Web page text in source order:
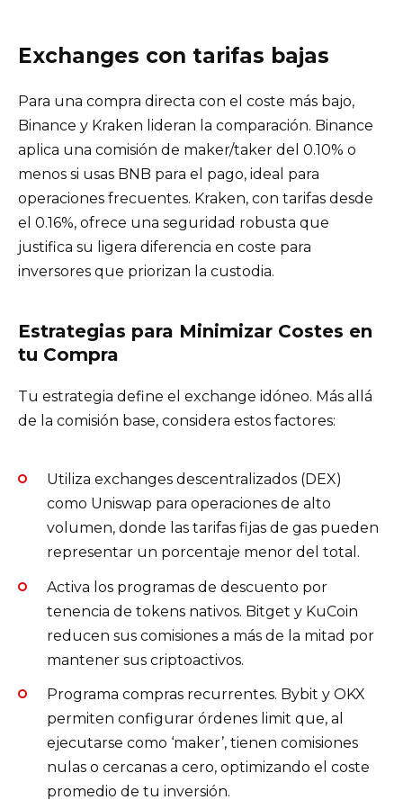
Exchanges con tarifas bajas
Para una compra directa con el coste más bajo,
Binance y Kraken lideran la comparación. Binance
aplica una comisión de maker/taker del 0.10% o
menos si usas BNB para el pago, ideal para
operaciones frecuentes. Kraken, con tarifas desde
el 0.16%, ofrece una seguridad robusta que
justifica su ligera diferencia en coste para
inversores que priorizan la custodia.
Estrategias para Minimizar Costes en
tu Compra
Tu estrategia define el exchange idóneo. Más allá
de la comisión base, considera estos factores:
Utiliza exchanges descentralizados (DEX)
como Uniswap para operaciones de alto
volumen, donde las tarifas fijas de gas pueden
representar un porcentaje menor del total.
Activa los programas de descuento por
tenencia de tokens nativos. Bitget y KuCoin
reducen sus comisiones a más de la mitad por
mantener sus criptoactivos.
Programa compras recurrentes. Bybit y OKX
permiten configurar órdenes limit que, al
ejecutarse como ‘maker’, tienen comisiones
nulas o cercanas a cero, optimizando el coste
promedio de tu inversión.